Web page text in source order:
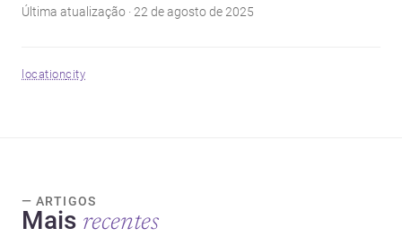
Última atualização · 22 de agosto de 2025
locationcity
— ARTIGOS
Mais recentes